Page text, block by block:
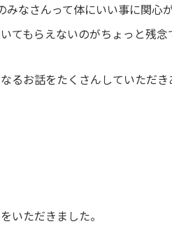
みなさんって体にいい事に関心
てもらえないのがちょっと残念
るお話をたくさんしていただき
いただきました。